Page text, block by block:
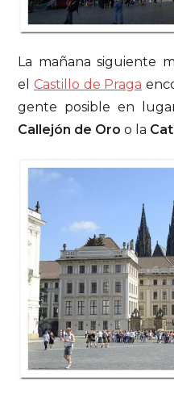
La mañana siguiente
elCastillo de Praga
gente posible en
Callejón de Oro o la